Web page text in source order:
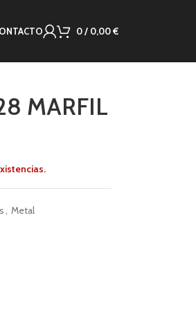
0/ 0,00€
MARFIL
, Metal